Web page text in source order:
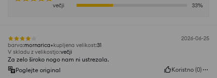
večji
33%
2026-06-25
barva:mornarica kupljena velikost:31
V skladu z velikostjo:večji
Za zelo široko nogo nam ni ustrezala.
Poglejte original
Koristno (0)